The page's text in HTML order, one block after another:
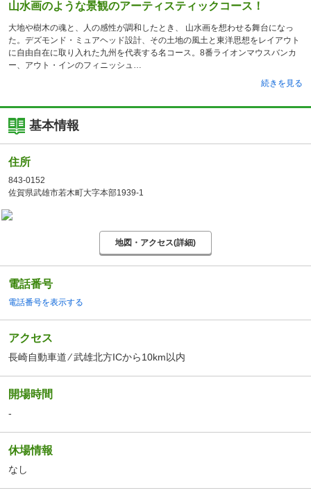
山水画のような景観のアーティスティックコース！
大地や樹木の魂と、人の感性が調和したとき、 山水画を想わせる舞台になっ
た。デズモンド・ミュアヘッド設計、その土地の風土と東洋思想をレイアウト
に自由自在に取り入れた九州を代表する名コース。8番ライオンマウスバンカ
ー、アウト・インのフィニッシュ
続きを見る
基本情報
住所
843-0152
佐賀県武雄市若木町大字本部1939-1
地図・アクセス(詳細)
電話番号
電話番号を表示する
アクセス
長崎自動車道 ⁄ 武雄北方ICから10km以内
開場時間
-
休場情報
なし